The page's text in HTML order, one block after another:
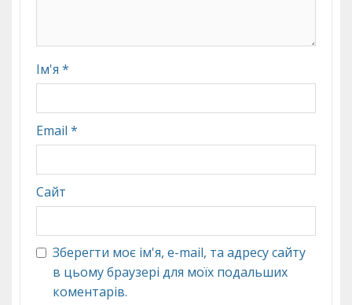
Ім'я *
Email *
Сайт
Зберегти моє ім'я, e-mail, та адресу сайту
в цьому браузері для моїх подальших
коментарів.